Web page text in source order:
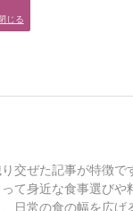
交ぜた記事が特徴
て身近な食事選び
日常の食の幅を広げ
じる